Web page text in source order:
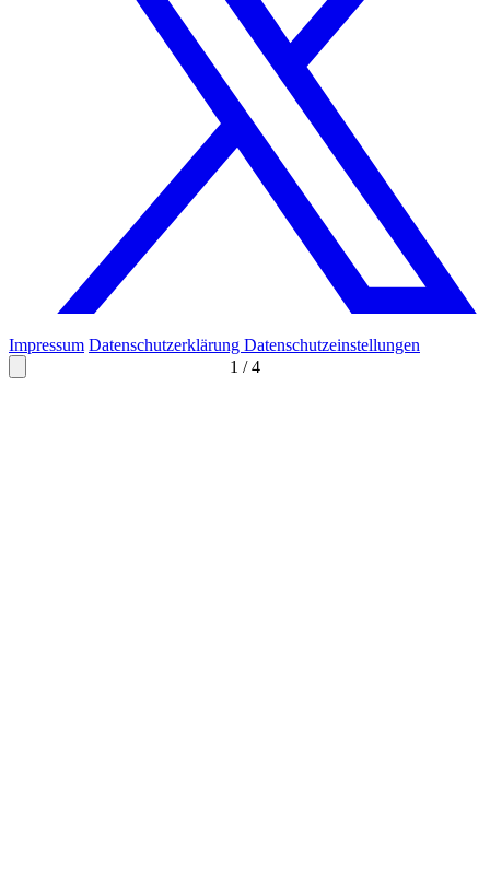
1 /4
Impressum Datenschutzerklärung Datenschutzeinstellungen